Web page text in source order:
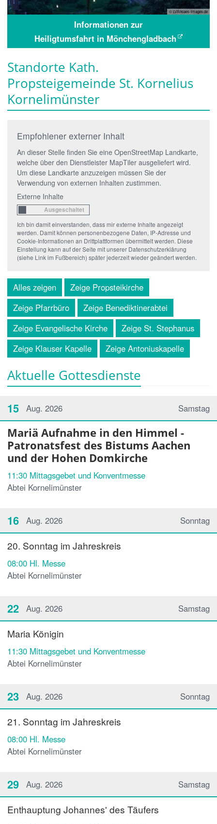
© LVR/klaes-images.de
Informationen zur
Heiligtumsfahrt in Mönchengladbach
Standorte Kath.
Propsteigemeinde St. Kornelius
Kornelimünster
Empfohlener externer Inhalt
An dieser Stelle finden Sie eine OpenStreetMap Landkarte,
welche über den Dienstleister MapTiler ausgeliefert wird.
Um diese Landkarte anzuzeigen müssen Sie der
Verwendung von externen Inhalten zustimmen.
Externe Inhalte
Ich bin damit einverstanden, dass mir externe Inhalte angezeigt
werden. Damit können personenbezogene Daten, IP-Adresse und
Cookie-Informationen an Drittplattformen übermittelt werden. Diese
Einstellung kann auf der Seite mit unserer Datenschutzerklärung
(siehe Link im Fußbereich) später jederzeit wieder geändert werden.
Alles zeigen
Zeige Propsteikirche
Zeige Pfarrbüro
Zeige Benediktinerabtei
Zeige Evangelische Kirche
Zeige St. Stephanus
Zeige Klauser Kapelle
Zeige Antoniuskapelle
Aktuelle Gottesdienste
Samstag
15 Aug. 2026
Mariä Aufnahme in den Himmel -
Patronatsfest des Bistums Aachen
und der Hohen Domkirche
11:30 Mittagsgebet und Konventmesse
Abtei Kornelimünster
Sonntag
16 Aug. 2026
20. Sonntag im Jahreskreis
08:00 Hl. Messe
Abtei Kornelimünster
Samstag
22 Aug. 2026
Maria Königin
11:30 Mittagsgebet und Konventmesse
Abtei Kornelimünster
Sonntag
23 Aug. 2026
21. Sonntag im Jahreskreis
08:00 Hl. Messe
Abtei Kornelimünster
Samstag
29 Aug. 2026
Enthauptung Johannes' des Täufers